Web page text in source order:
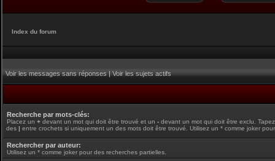
Index du forum
Voir les messages sans réponses|Voir les sujets actifs
Recherche par mots-clés:
Placez un + devant un mot qui doit être trouvé et un - devant un mot qui doit être exclu.
des | entre crochets si uniquement un des mots doit être trouvé. Utilisez un * comme joker
Rechercher par auteur:
Utilisez un * comme joker pour des recherches partielles.